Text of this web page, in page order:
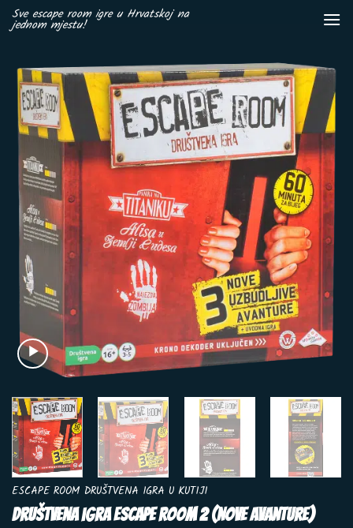
Skip
to
Sve escape room igre u Hrvatskoj na
jednom mjestu!
ESCAPE ROOM DRUŠTVENA IGRA U KUTIJI
Društvena igra Escape Room 2 (nove avanture)